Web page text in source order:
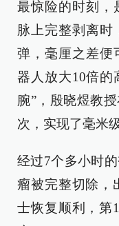
最惊险的时刻，
脉上完整剥离时
弹，毫厘之差便
器人放大10倍的
腕”，殷晓煜教
次，实现了毫米
经过7个多小时
瘤被完整切除，
士恢复顺利，第